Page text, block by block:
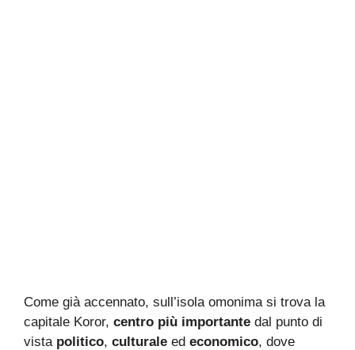
Come già accennato, sull’isola omonima si trova la
capitale Koror, centro più importante dal punto di
vista politico, culturale ed economico, dove